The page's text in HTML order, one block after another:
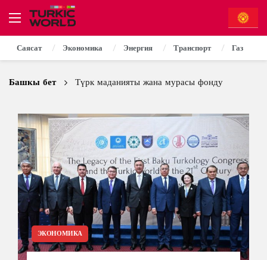
Саясат Экономика Энергия Транспорт Газ
Башкы бет Түрк маданияты жана мурасы фонду
ЭКОНОМИКА